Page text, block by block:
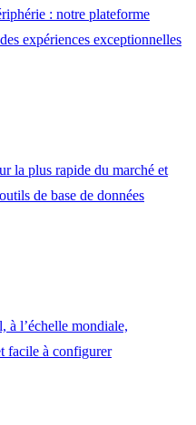
: notre plateforme
expériences exceptionnelles
la plus rapide du marché et
de base de données
à l’échelle mondiale,
facile à configurer